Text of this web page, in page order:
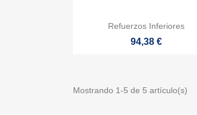
Vista rápida
Refuerzos Inferiores
94,38 €
Mostrando 1-5 de 5 artículo(s)